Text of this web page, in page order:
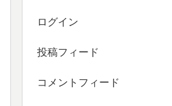
ログイン
投稿フィード
コメントフィード